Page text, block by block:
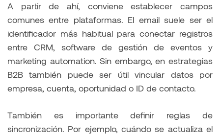
A partir de ahí, conviene establecer campos
comunes entre plataformas. El email suele ser el
identificador más habitual para conectar registros
entre CRM, software de gestión de eventos y
marketing automation. Sin embargo, en estrategias
B2B también puede ser útil vincular datos por
empresa, cuenta, oportunidad o ID de contacto.
También es importante definir reglas de
sincronización. Por ejemplo, cuándo se actualiza el